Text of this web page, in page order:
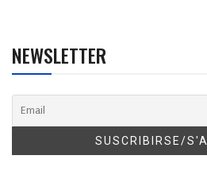
NEWSLETTER